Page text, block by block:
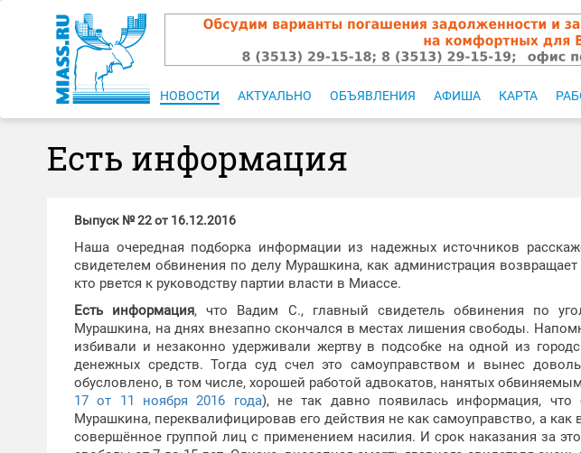
НОВОСТИ АКТУАЛЬНО ОБЪЯВЛЕНИЯ АФИША КАРТА
Есть информация
Выпуск № 22 от 16.12.2016
Наша очередная подборка информации из надежных источников
свидетелем обвинения по делу Мурашкина, как администрация
кто рвется к руководству партии власти в Миассе.
Есть информация, что Вадим С., главный свидетель обвинения по
Мурашкина, на днях внезапно скончался в местах лишения свободы.
избивали и незаконно удерживали жертву в подсобке на одной из
денежных средств. Тогда суд счел это самоуправством и вынес
обусловлено, в том числе, хорошей работой адвокатов, нанятых
17 от 11 ноября 2016 года), не так давно появилась информация, что
Мурашкина, переквалифицировав его действия не как самоуправство, а
совершённое группой лиц с применением насилия. И срок наказания за